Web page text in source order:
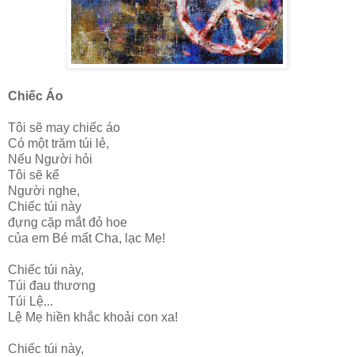
Chiếc Áo
Tôi sẽ may chiếc áo
Có một trăm túi lẻ,
Nếu Người hỏi
Tôi sẽ kể
Người nghe,
Chiếc túi này
đựng cặp mắt đỏ hoe
của em Bé mất Cha, lạc Mẹ!
Chiếc túi này,
Túi đau thương
Túi Lệ...
Lệ Mẹ hiền khắc khoải con xa!
Chiếc túi này,